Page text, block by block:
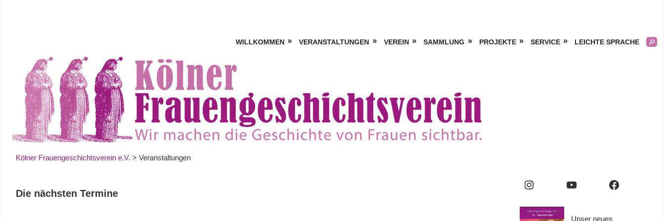
WILLKOMMEN VERANSTALTUNGEN VEREIN SAMMLUNG PROJEKTE SERVICE LEICHTE SPRACHE
Kölner Frauengeschichtsverein e.V. > Veranstaltungen
Die nächsten Termine
Instagram YouTube Facebook
Unser neues